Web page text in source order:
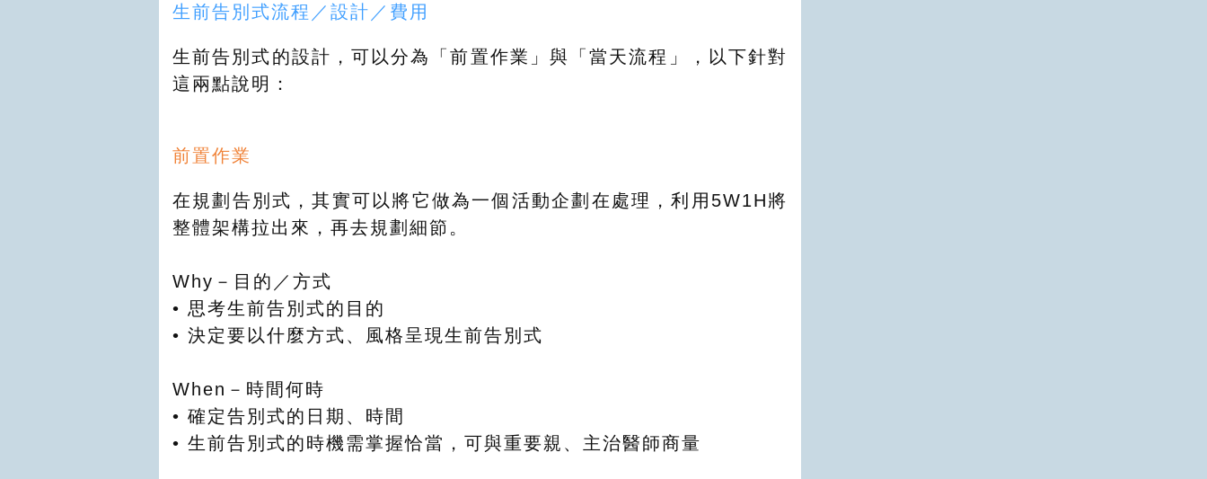
生前告別式流程／設計／費用
生前告別式的設計，可以分為「前置作業」與「當天流程」，以下針對
這兩點說明：
前置作業
在規劃告別式，其實可以將它做為一個活動企劃在處理，利用5W1H將
整體架構拉出來，再去規劃細節。
Why－目的／方式
• 思考生前告別式的目的
• 決定要以什麼方式、風格呈現生前告別式
When－時間何時
• 確定告別式的日期、時間
• 生前告別式的時機需掌握恰當，可與重要親、主治醫師商量